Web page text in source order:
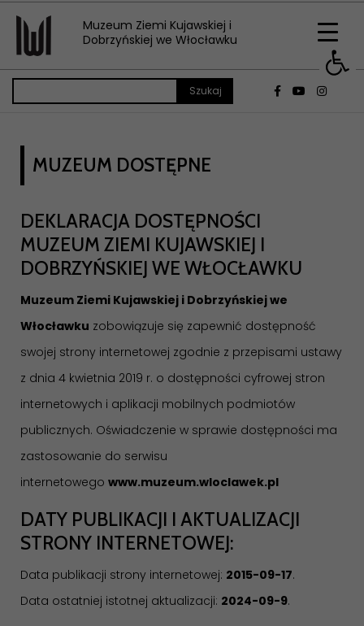
Muzeum Ziemi Kujawskiej i
Dobrzyńskiej we Włocławku
MUZEUM DOSTĘPNE
DEKLARACJA DOSTĘPNOŚCI
MUZEUM ZIEMI KUJAWSKIEJ I
DOBRZYŃSKIEJ WE WŁOCŁAWKU
Muzeum Ziemi Kujawskiej i Dobrzyńskiej we
Włocławku zobowiązuje się zapewnić dostępność
swojej strony internetowej zgodnie z przepisami ustawy
z dnia 4 kwietnia 2019 r. o dostępności cyfrowej stron
internetowych i aplikacji mobilnych podmiotów
publicznych. Oświadczenie w sprawie dostępności ma
zastosowanie do serwisu
internetowego www.muzeum.wloclawek.pl
DATY PUBLIKACJI I AKTUALIZACJI
STRONY INTERNETOWEJ:
Data publikacji strony internetowej: 2015-09-17.
Data ostatniej istotnej aktualizacji: 2024-09-9.